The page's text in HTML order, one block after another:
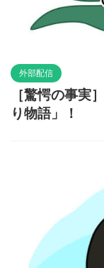
外部配信
［驚愕の事実
り物語」！